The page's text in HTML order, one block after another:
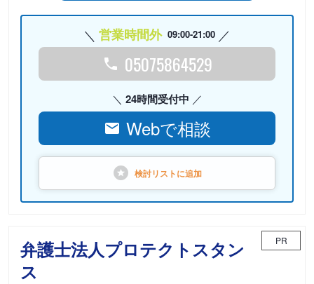
営業時間外 09:00-21:00
05075864529
24時間受付中
Webで相談
検討リストに追加
弁護士法人プロテクトスタン
ス
PR